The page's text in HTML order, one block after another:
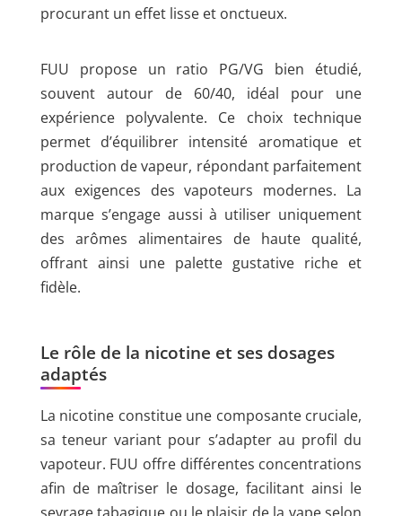
procurant un effet lisse et onctueux.
FUU propose un ratio PG/VG bien étudié,
souvent autour de 60/40, idéal pour une
expérience polyvalente. Ce choix technique
permet d’équilibrer intensité aromatique et
production de vapeur, répondant parfaitement
aux exigences des vapoteurs modernes. La
marque s’engage aussi à utiliser uniquement
des arômes alimentaires de haute qualité,
offrant ainsi une palette gustative riche et
fidèle.
Le rôle de la nicotine et ses dosages
adaptés
La nicotine constitue une composante cruciale,
sa teneur variant pour s’adapter au profil du
vapoteur. FUU offre différentes concentrations
afin de maîtriser le dosage, facilitant ainsi le